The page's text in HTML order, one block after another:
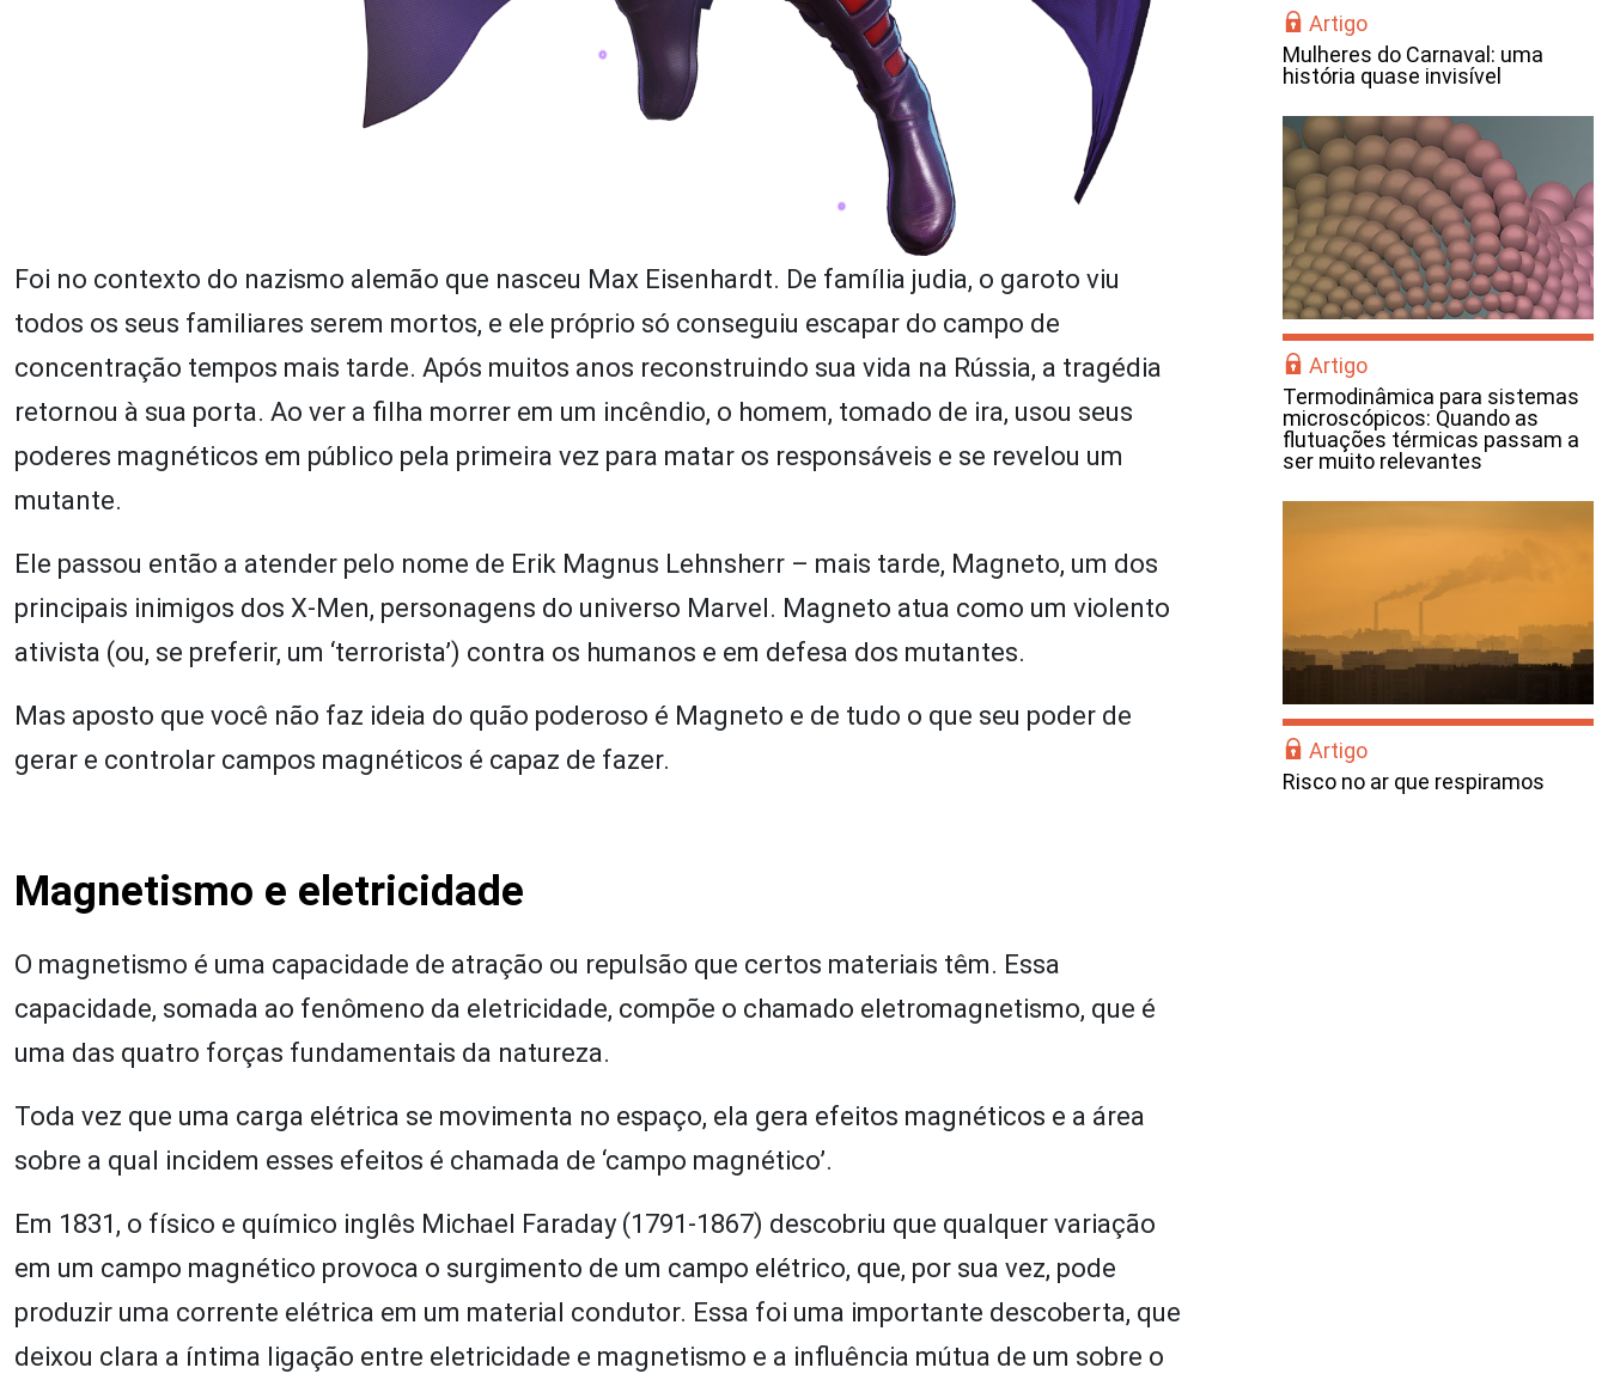
Foi no contexto do nazismo alemão que nasceu Max Eisenhardt. De família judia, o garoto viu
todos os seus familiares serem mortos, e ele próprio só conseguiu escapar do campo de
concentração tempos mais tarde. Após muitos anos reconstruindo sua vida na Rússia, a tragédia
retornou à sua porta. Ao ver a filha morrer em um incêndio, o homem, tomado de ira, usou seus
poderes magnéticos em público pela primeira vez para matar os responsáveis e se revelou um
mutante.
Ele passou então a atender pelo nome de Erik Magnus Lehnsherr – mais tarde, Magneto, um dos
principais inimigos dos X-Men, personagens do universo Marvel. Magneto atua como um violento
ativista (ou, se preferir, um ‘terrorista’) contra os humanos e em defesa dos mutantes.
Mas aposto que você não faz ideia do quão poderoso é Magneto e de tudo o que seu poder de
gerar e controlar campos magnéticos é capaz de fazer.
Magnetismo e eletricidade
O magnetismo é uma capacidade de atração ou repulsão que certos materiais têm. Essa
capacidade, somada ao fenômeno da eletricidade, compõe o chamado eletromagnetismo, que é
uma das quatro forças fundamentais da natureza.
Toda vez que uma carga elétrica se movimenta no espaço, ela gera efeitos magnéticos e a área
sobre a qual incidem esses efeitos é chamada de ‘campo magnético’.
Em 1831, o físico e químico inglês Michael Faraday (1791-1867) descobriu que qualquer variação
em um campo magnético provoca o surgimento de um campo elétrico, que, por sua vez, pode
produzir uma corrente elétrica em um material condutor. Essa foi uma importante descoberta, que
deixou clara a íntima ligação entre eletricidade e magnetismo e a influência mútua de um sobre o
Artigo
Mulheres do Carnaval: uma
história quase invisível
Artigo
Termodinâmica para sistemas
microscópicos: Quando as
flutuações térmicas passam a
ser muito relevantes
Artigo
Risco no ar que respiramos